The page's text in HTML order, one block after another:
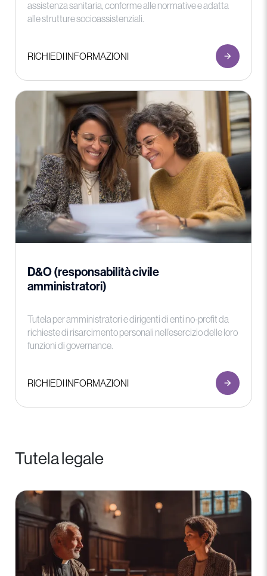
assistenza sanitaria, conforme alle normative e adatta
alle strutture socioassistenziali.
RICHIEDI INFORMAZIONI
D&O (responsabilità civile
amministratori)
Tutela per amministratori e dirigenti di enti no-profit da
richieste di risarcimento personali nell’esercizio delle loro
funzioni di governance.
RICHIEDI INFORMAZIONI
Tutela legale